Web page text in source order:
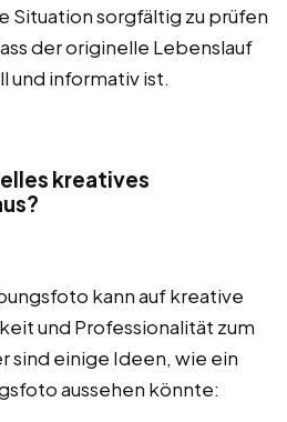
Situation sorgfältig zu prüfen
der originelle Lebenslauf
und informativ ist.
kreatives
kann auf kreative
und Professionalität zum
sind einige Ideen, wie ein
aussehen könnte: